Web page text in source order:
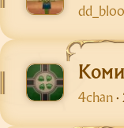
4chan